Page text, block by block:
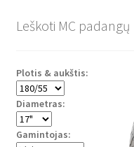
Leškoti MC padangų
Plotis & aukštis:
Diametras:
Gamintojas: